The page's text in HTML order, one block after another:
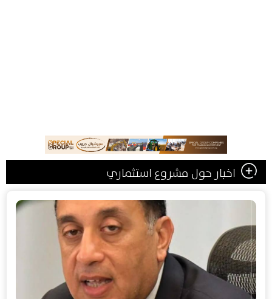
اخبار حول مشروع استثماري